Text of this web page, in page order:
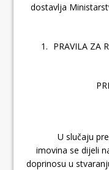
dostavlja
PRAVILA ZA
U slučaju
imovina se dijeli
doprinosu u